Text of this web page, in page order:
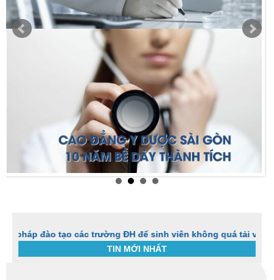
tạo các trường ĐH để sinh viên không quá tải với ngành Sư
TIN MỚI NHẤT